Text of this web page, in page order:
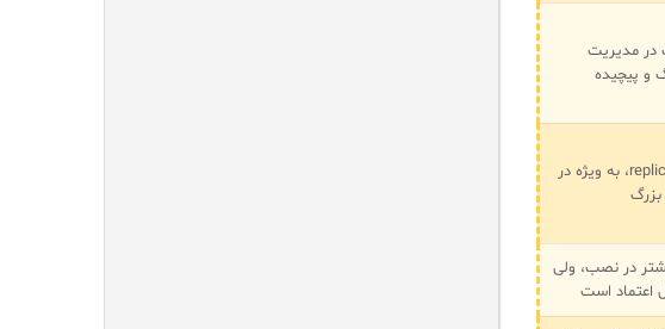
در مدیریت
و پیچیده
پشتیبانی عالی از replication، به ویژه در
در نصب، ولی
اعتماد است